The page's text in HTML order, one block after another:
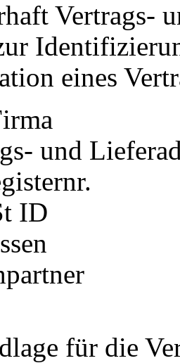
Vertrags-
eines
und
ID
für die